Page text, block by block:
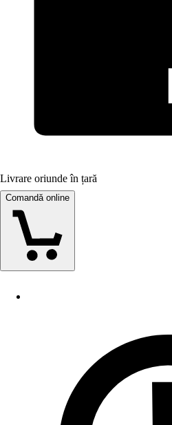
Livrare oriunde în țară
Comandă online